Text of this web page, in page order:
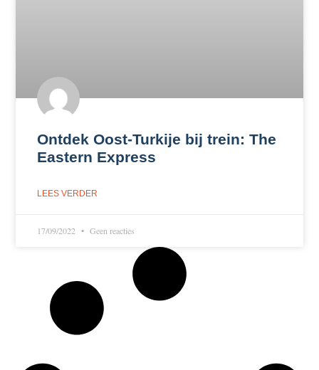
Ontdek Oost-Turkije bij trein: The
Eastern Express
LEES VERDER
17/09/2022 Geen reacties